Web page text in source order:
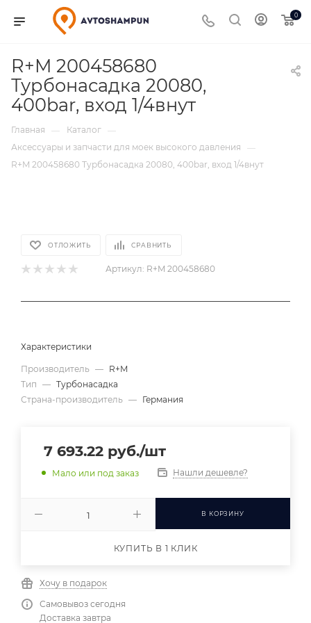
0
R+M 200458680
Турбонасадка 20080,
400bar, вход 1/4внут
Главная — Каталог —
Аксессуары и запчасти для моек высокого давления
—
R+M 200458680 Турбонасадка 20080, 400bar, вход 1/4внут
ОТЛОЖИТЬ СРАВНИТЬ
Артикул: R+M 200458680
Характеристики
Производитель — R+M
Тип — Турбонасадка
Страна-производитель — Германия
7 693.22 руб./шт
Мало или под заказ Нашли дешевле?
В КОРЗИНУ
КУПИТЬ В 1 КЛИК
Хочу в подарок
Самовывоз сегодня
Доставка завтра